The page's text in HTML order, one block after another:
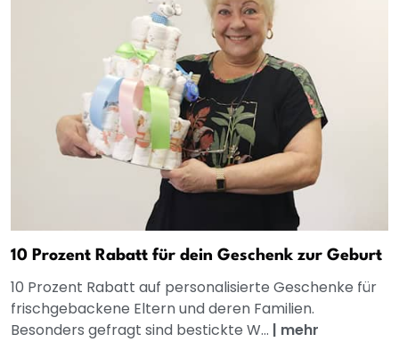
10 Prozent Rabatt für dein Geschenk zur Geburt
10 Prozent Rabatt auf personalisierte Geschenke für
frischgebackene Eltern und deren Familien.
Besonders gefragt sind bestickte W... | mehr